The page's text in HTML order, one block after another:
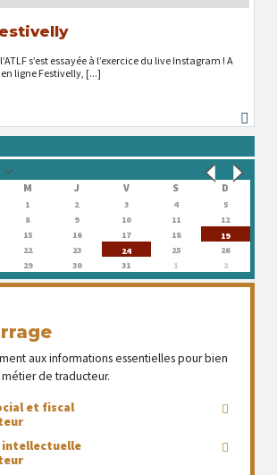
s’est essayée à l’exercice du live Instagram ! A
ligne Festivelly, [...]
M J V S D
1 2 3 4
5
8 9 10 11
12
15 16 17 18
19
22 23 24 25
26
29 30 31 1 2
aux informations essentielles pour bien
de traducteur.
et fiscal